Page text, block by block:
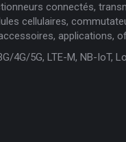
connectés,
cellulaires,
applications,
4G/5G, LTE-M, NB-IoT,